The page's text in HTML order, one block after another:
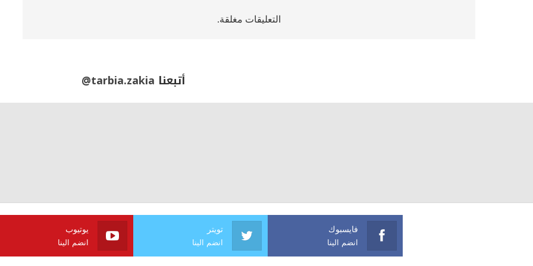
التعليقات مغلقة.
أتبعنا @tarbia.zakia
فايسبوك
انضم الينا
تويتر
انضم الينا
يوتيوب
انضم الينا